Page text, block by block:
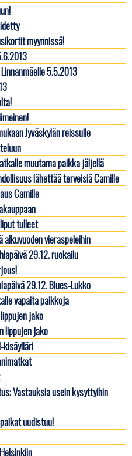
myynnissä!
5.5.2013
Jyväskylän reissulle
muutama paikka jäljellä
lähettää terveisiä Camille
Camille
tulleet
vieraspeleihin
29.12. ruokailu
29.12. Blues-Lukko
vapaita paikkoja
jako
lippujen jako
kisäylläri
Vastauksia usein kysyttyihin
uudistuu!